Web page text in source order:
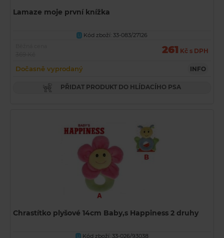
Lamaze moje první knížka
U
Kód zboží: 33-083/27126
261 Kč s DPH
Dočasně vyprodaný INFO
PŘIDAT PRODUKT DO HLÍDACÍHO PSA
Chrastítko plyšové 14cm Baby‚s Happiness 2 druhy
U Kód zboží: 33-026/93038